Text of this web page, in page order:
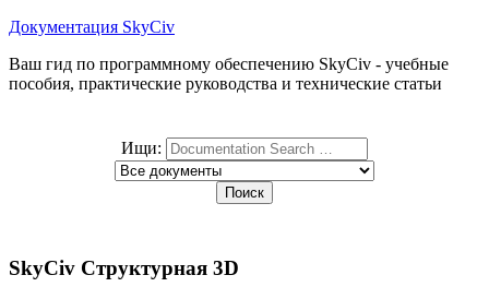
Документация SkyCiv
Ваш гид по программному обеспечению SkyCiv - учебные
пособия, практические руководства и технические статьи
Ищи:
SkyCiv Структурная 3D